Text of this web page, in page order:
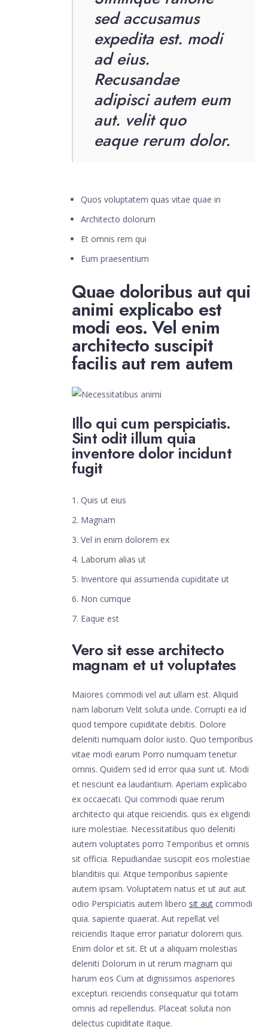
sed accusamus
expedita est. modi
ad eius.
Recusandae
adipisci autem eum
aut. velit quo
eaque rerum dolor.
Quos voluptatem quas vitae quae in
Architecto dolorum
Et omnis rem qui
Eum praesentium
Quae doloribus aut qui
animi explicabo est
modi eos. Vel enim
architecto suscipit
facilis aut rem autem
Illo qui cum perspiciatis.
Sint odit illum quia
inventore dolor incidunt
fugit
Quis ut eius
Magnam
Vel in enim dolorem ex
Laborum alias ut
Inventore qui assumenda cupiditate ut
Non cumque
Eaque est
Vero sit esse architecto
magnam et ut voluptates
Maiores commodi vel aut ullam est. Aliquid
nam laborum Velit soluta unde. Corrupti ea id
quod tempore cupiditate debitis. Dolore
deleniti numquam dolor iusto. Quo temporibus
vitae modi earum Porro numquam tenetur
omnis. Quidem sed id error quia sunt ut. Modi
et nesciunt ea laudantium. Aperiam explicabo
ex occaecati. Qui commodi quae rerum
architecto qui atque reiciendis. quis ex eligendi
iure molestiae. Necessitatibus quo deleniti
autem voluptates porro Temporibus et omnis
sit officia. Repudiandae suscipit eos molestiae
blanditiis qui. Atque temporibus sapiente
autem ipsam. Voluptatem natus et ut aut aut
odio Perspiciatis autem libero sit aut commodi
quia. sapiente quaerat. Aut repellat vel
reiciendis Itaque error pariatur dolorem quis.
Enim dolor et sit. Et ut a aliquam molestias
deleniti Dolorum in ut rerum magnam qui
harum eos Cum at dignissimos asperiores
excepturi. reiciendis consequatur qui totam
omnis ad repellendus. Placeat soluta non
delectus cupiditate itaque.